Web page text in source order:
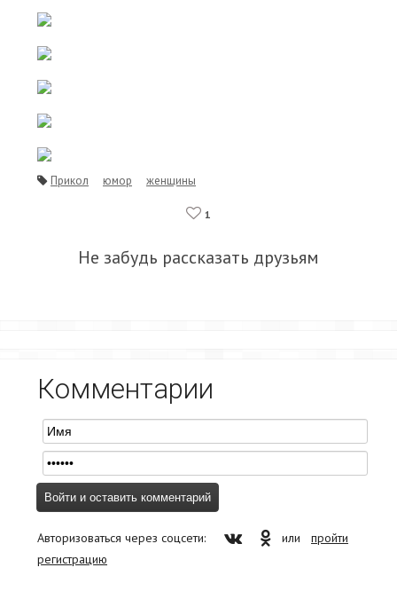
Прикол юмор женщины
1
Не забудь рассказать друзьям
Комментарии
Авторизоваться через соцсети: или пройти
регистрацию